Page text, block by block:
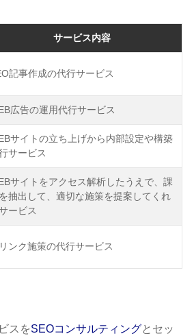
サービス内容
記事作成の代行サービス
広告の運用代行サービス
サイトの立ち上げから内部設定や構築
サービス
サイトをアクセス解析したうえで、課
抽出して、適切な施策を提案してくれ
ービス
ンク施策の代行サービス
スをSEOコンサルティングとセッ